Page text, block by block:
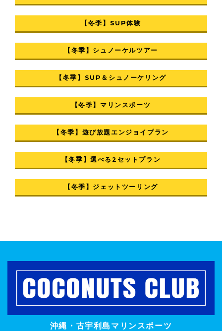
【冬季】SUP体験
【冬季】シュノーケルツアー
【冬季】SUP＆シュノーケリング
【冬季】マリンスポーツ
【冬季】遊び放題エンジョイプラン
【冬季】選べる2セットプラン
【冬季】ジェットツーリング
沖縄・古宇利島マリンスポーツ